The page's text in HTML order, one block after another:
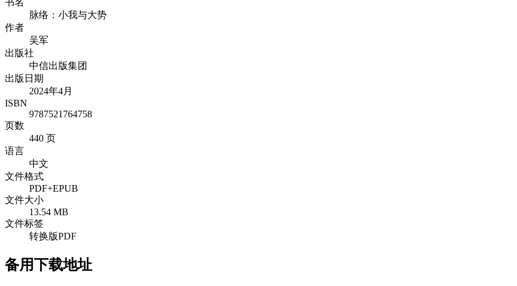
书名
脉络：小我与大势
作者
吴军
出版社
中信出版集团
出版日期
2024年4月
ISBN
9787521764758
页数
440 页
语言
中文
文件格式
PDF+EPUB
文件大小
13.54 MB
文件标签
转换版PDF
备用下载地址